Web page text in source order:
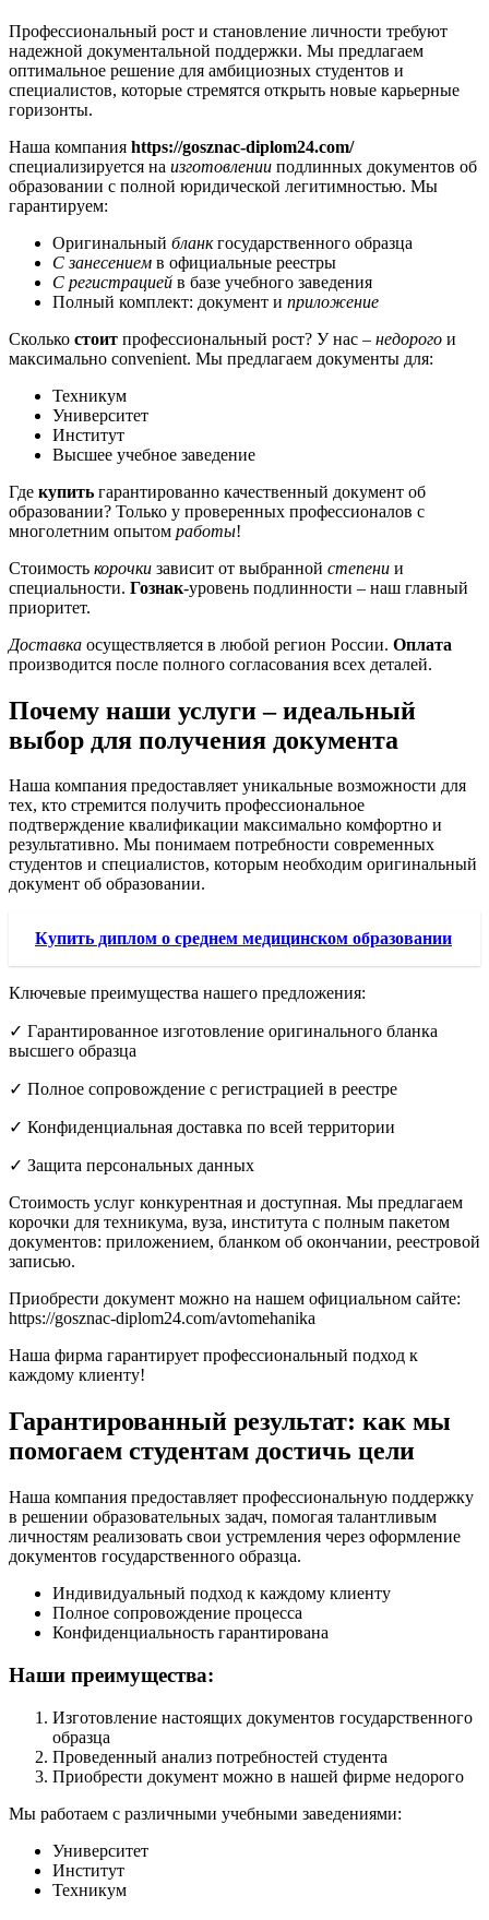
Профессиональный рост и становление личности требуют
надежной документальной поддержки. Мы предлагаем
оптимальное решение для амбициозных студентов и
специалистов, которые стремятся открыть новые карьерные
горизонты.
Наша компания https://gosznac-diplom24.com/
специализируется на изготовлении подлинных документов об
образовании с полной юридической легитимностью. Мы
гарантируем:
Оригинальный бланкгосударственного образца
С занесением в официальные реестры
С регистрацией в базе учебного заведения
Полный комплект: документ и приложение
Сколько стоит профессиональный рост? У нас – недорого и
максимально convenient. Мы предлагаем документы для:
Техникум
Университет
Институт
Высшее учебное заведение
Где купить гарантированно качественный документ об
образовании? Только у проверенных профессионалов с
многолетним опытом работы!
Стоимость корочки зависит от выбранной степени и
специальности. Гознак-уровень подлинности – наш главный
приоритет.
Доставка осуществляется в любой регион России. Оплата
производится после полного согласования всех деталей.
Почему наши услуги – идеальный
выбор для получения документа
Наша компания предоставляет уникальные возможности для
тех, кто стремится получить профессиональное
подтверждение квалификации максимально комфортно и
результативно. Мы понимаем потребности современных
студентов и специалистов, которым необходим оригинальный
документ об образовании.
Купить диплом о среднем медицинском образовании
Ключевые преимущества нашего предложения:
✓ Гарантированное изготовление оригинального бланка
высшего образца
✓ Полное сопровождение с регистрацией в реестре
✓ Конфиденциальная доставка по всей территории
✓ Защита персональных данных
Стоимость услуг конкурентная и доступная. Мы предлагаем
корочки для техникума, вуза, института с полным пакетом
документов: приложением, бланком об окончании, реестровой
записью.
Приобрести документ можно на нашем официальном сайте:
https://gosznac-diplom24.com/avtomehanika
Наша фирма гарантирует профессиональный подход к
каждому клиенту!
Гарантированный результат: как мы
помогаем студентам достичь цели
Наша компания предоставляет профессиональную поддержку
в решении образовательных задач, помогая талантливым
личностям реализовать свои устремления через оформление
документов государственного образца.
Индивидуальный подход к каждому клиенту
Полное сопровождение процесса
Конфиденциальность гарантирована
Наши преимущества:
Изготовление настоящих документов государственного
образца
Проведенный анализ потребностей студента
Приобрести документ можно в нашей фирме недорого
Мы работаем с различными учебными заведениями:
Университет
Институт
Техникум